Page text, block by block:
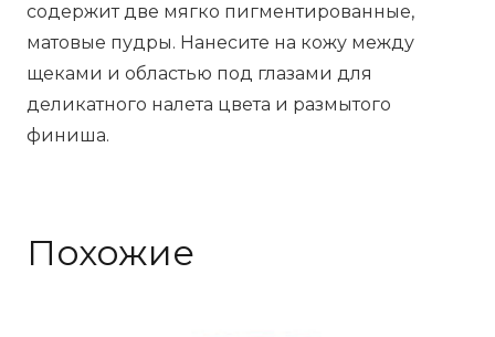
содержит две мягко пигментированные,
матовые пудры. Нанесите на кожу между
щеками и областью под глазами для
деликатного налета цвета и размытого
финиша.
Похожие